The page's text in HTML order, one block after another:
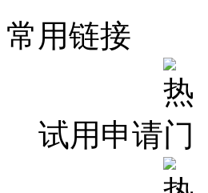
常用链接
试用申请